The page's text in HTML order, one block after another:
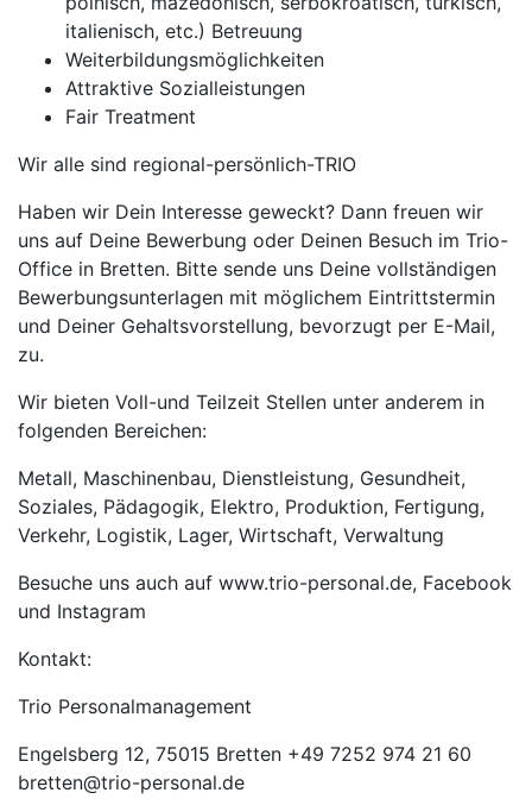
italienisch, etc.) Betreuung
Weiterbildungsmöglichkeiten
Attraktive Sozialleistungen
Fair Treatment
Wir alle sind regional-persönlich-TRIO
Haben wir Dein Interesse geweckt? Dann freuen wir
uns auf Deine Bewerbung oder Deinen Besuch im Trio-
Office in Bretten. Bitte sende uns Deine vollständigen
Bewerbungsunterlagen mit möglichem Eintrittstermin
und Deiner Gehaltsvorstellung, bevorzugt per E-Mail,
zu.
Wir bieten Voll-und Teilzeit Stellen unter anderem in
folgenden Bereichen:
Metall, Maschinenbau, Dienstleistung, Gesundheit,
Soziales, Pädagogik, Elektro, Produktion, Fertigung,
Verkehr, Logistik, Lager, Wirtschaft, Verwaltung
Besuche uns auch auf www.trio-personal.de, Facebook
und Instagram
Kontakt:
Trio Personalmanagement
Engelsberg 12, 75015 Bretten +49 7252 974 21 60
bretten@trio-personal.de